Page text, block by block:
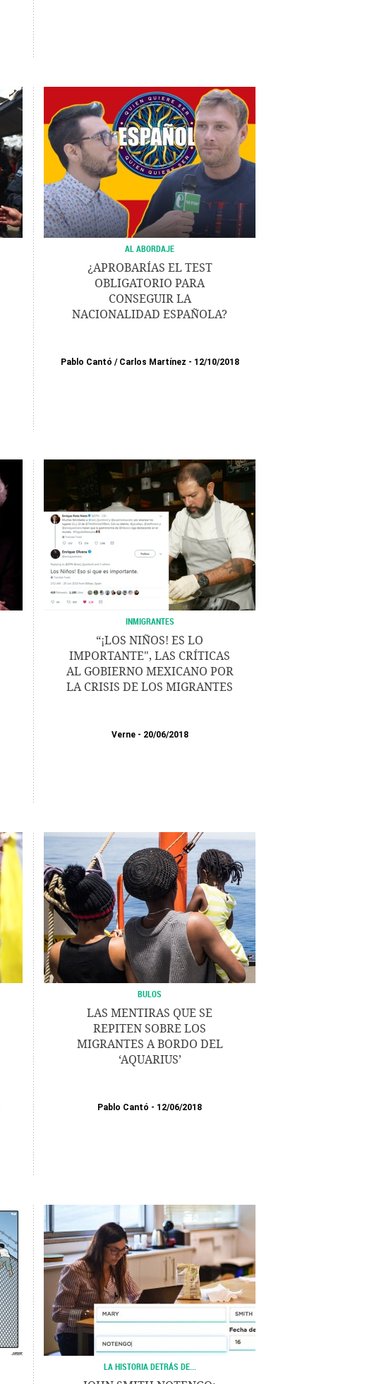
AL ABORDAJE
¿APROBARÍAS EL TEST
OBLIGATORIO PARA
CONSEGUIR LA
NACIONALIDAD ESPAÑOLA?
Pablo Cantó / Carlos Martínez 12/10/2018
INMIGRANTES
“¡LOS NIÑOS! ES LO
IMPORTANTE", LAS CRÍTICAS
AL GOBIERNO MEXICANO POR
LA CRISIS DE LOS MIGRANTES
Verne 20/06/2018
BULOS
LAS MENTIRAS QUE SE
REPITEN SOBRE LOS
MIGRANTES A BORDO DEL
‘AQUARIUS’
Pablo Cantó 12/06/2018
LA HISTORIA DETRÁS DE...